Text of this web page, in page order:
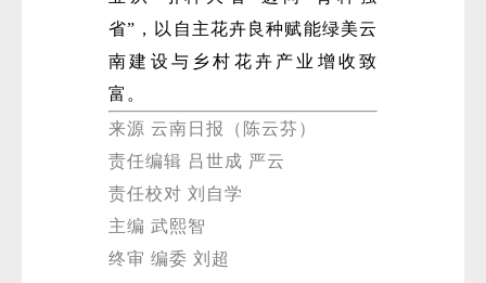
省”，以自主花卉良种赋能绿美云
南建设与乡村花卉产业增收致
富。
来源 云南日报（陈云芬）
责任编辑 吕世成 严云
责任校对 刘自学
主编 武熙智
终审 编委 刘超